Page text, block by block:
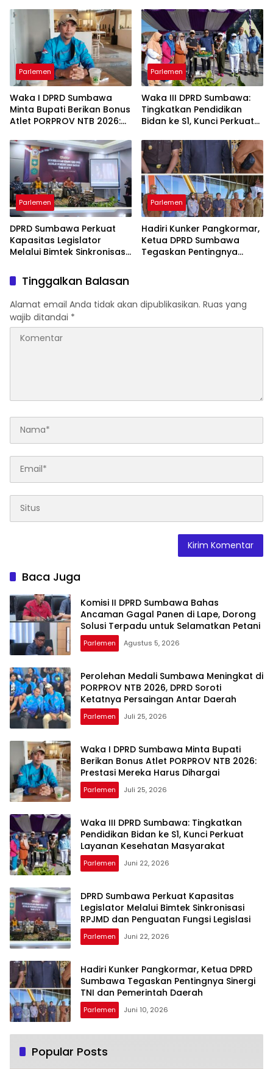
Selamatkan Petani
Antar Daerah
Parlemen
Waka I DPRD Sumbawa
Minta Bupati Berikan Bonus
Atlet PORPROV NTB 2026:
Dihargai
Parlemen
Waka III DPRD Sumbawa:
Tingkatkan Pendidikan
Bidan ke S1, Kunci Perkuat
Masyarakat
Parlemen
DPRD Sumbawa Perkuat
Kapasitas Legislator
Melalui Bimtek Sinkronisasi
Fungsi Legislasi
Parlemen
Hadiri Kunker Pangkormar,
Ketua DPRD Sumbawa
Tegaskan Pentingnya
Tinggalkan Balasan
Alamat email Anda tidak akan dipublikasikan. Ruas yang
wajib ditandai *
Baca Juga
Komisi II DPRD Sumbawa Bahas
Ancaman Gagal Panen di Lape, Dorong
Solusi Terpadu untuk Selamatkan Petani
Parlemen Agustus 5, 2026
Perolehan Medali Sumbawa Meningkat di
PORPROV NTB 2026, DPRD Soroti
Ketatnya Persaingan Antar Daerah
Parlemen Juli 25, 2026
Waka I DPRD Sumbawa Minta Bupati
Berikan Bonus Atlet PORPROV NTB 2026:
Prestasi Mereka Harus Dihargai
Parlemen Juli 25, 2026
Waka III DPRD Sumbawa: Tingkatkan
Pendidikan Bidan ke S1, Kunci Perkuat
Layanan Kesehatan Masyarakat
Parlemen Juni 22, 2026
DPRD Sumbawa Perkuat Kapasitas
Legislator Melalui Bimtek Sinkronisasi
RPJMD dan Penguatan Fungsi Legislasi
Parlemen Juni 22, 2026
Hadiri Kunker Pangkormar, Ketua DPRD
Sumbawa Tegaskan Pentingnya Sinergi
TNI dan Pemerintah Daerah
Parlemen Juni 10, 2026
Popular Posts